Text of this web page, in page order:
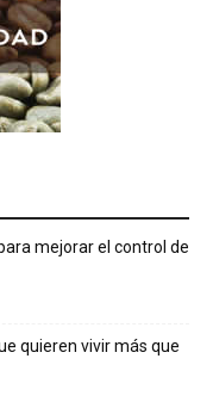
mejorar el control de
quieren vivir más que